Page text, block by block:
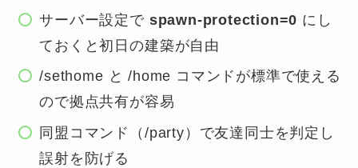
サーバー設定で spawn-protection=0 にし
ておくと初日の建築が自由
/sethome と /home コマンドが標準で使える
ので拠点共有が容易
同盟コマンド（/party）で友達同士を判定し
誤射を防げる